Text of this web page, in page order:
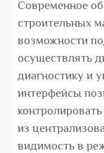
Современное
строительных
возможности
осуществлять
диагностику и
интерфейсы
из
видимость в